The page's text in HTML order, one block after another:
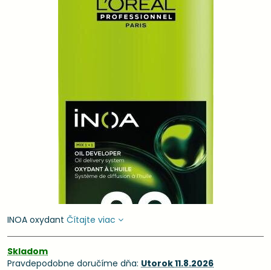
INOA oxydant Čítajte viac
Skladom
Pravdepodobne doručíme dňa: Utorok11.8.2026